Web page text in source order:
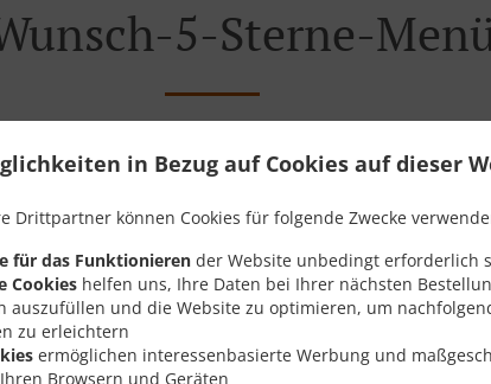
in Bezug auf Cookies auf dieser
Drittpartner können Cookies für folgende Zwecke
für das Funktionieren der Website unbedingt erforderlich
Cookies helfen uns, Ihre Daten bei Ihrer nächsten
auszufüllen und die Website zu optimieren, um
zu erleichtern
ermöglichen interessenbasierte Werbung und
Browsern und Geräten
5-Sterne-
Wir haben zugehört. Wir durchbrechen alte
Erlebnis zu verbessern. Damit alles viel einfacher
gemütlich.